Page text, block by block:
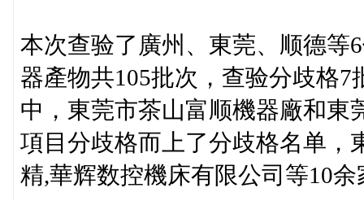
本次查验了廣州、東莞、顺德等
器產物共105批次，查验分歧格
中，東莞市茶山富顺機器廠和東
項目分歧格而上了分歧格名单，
精,華辉数控機床有限公司等10